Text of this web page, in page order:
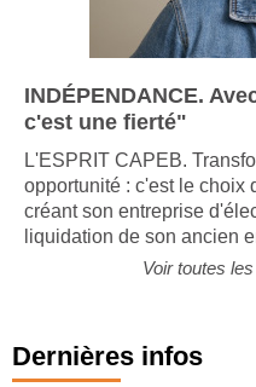
INDÉPENDANCE.
L'ESPRIT CAPEB.
opportunité : c'est le choix
créant son entreprise
Dernières infos